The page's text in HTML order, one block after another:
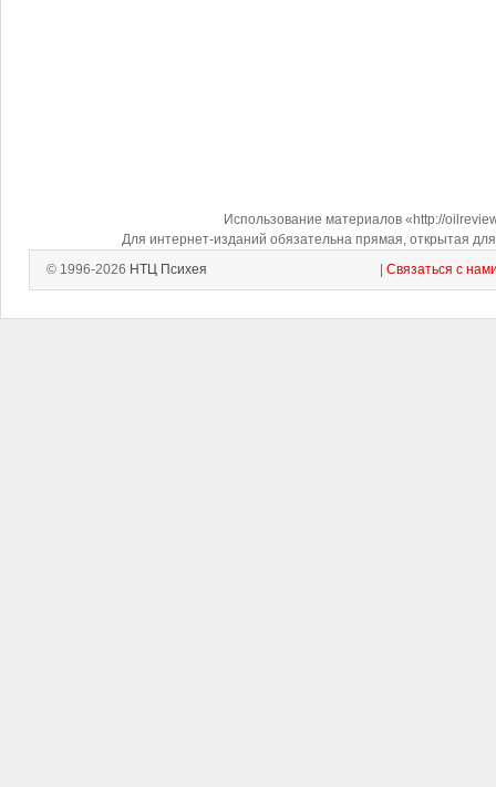
Использование материалов «http://
Для интернет-изданий обязательна прямая, открытая
© 1996-2026 НТЦ Психея Связаться с